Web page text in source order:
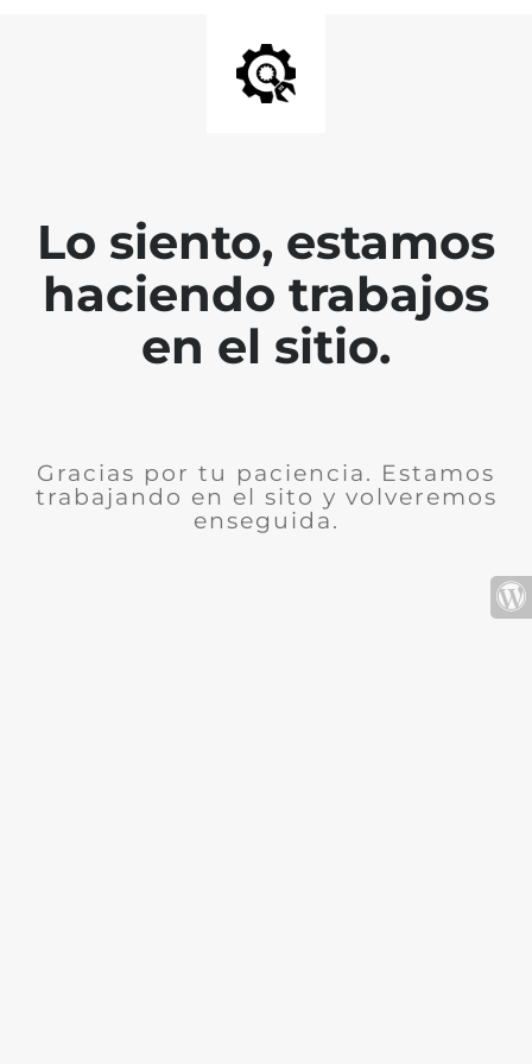
Lo siento, estamos
haciendo trabajos
en el sitio.
Gracias por tu paciencia. Estamos
trabajando en el sito y volveremos
enseguida.